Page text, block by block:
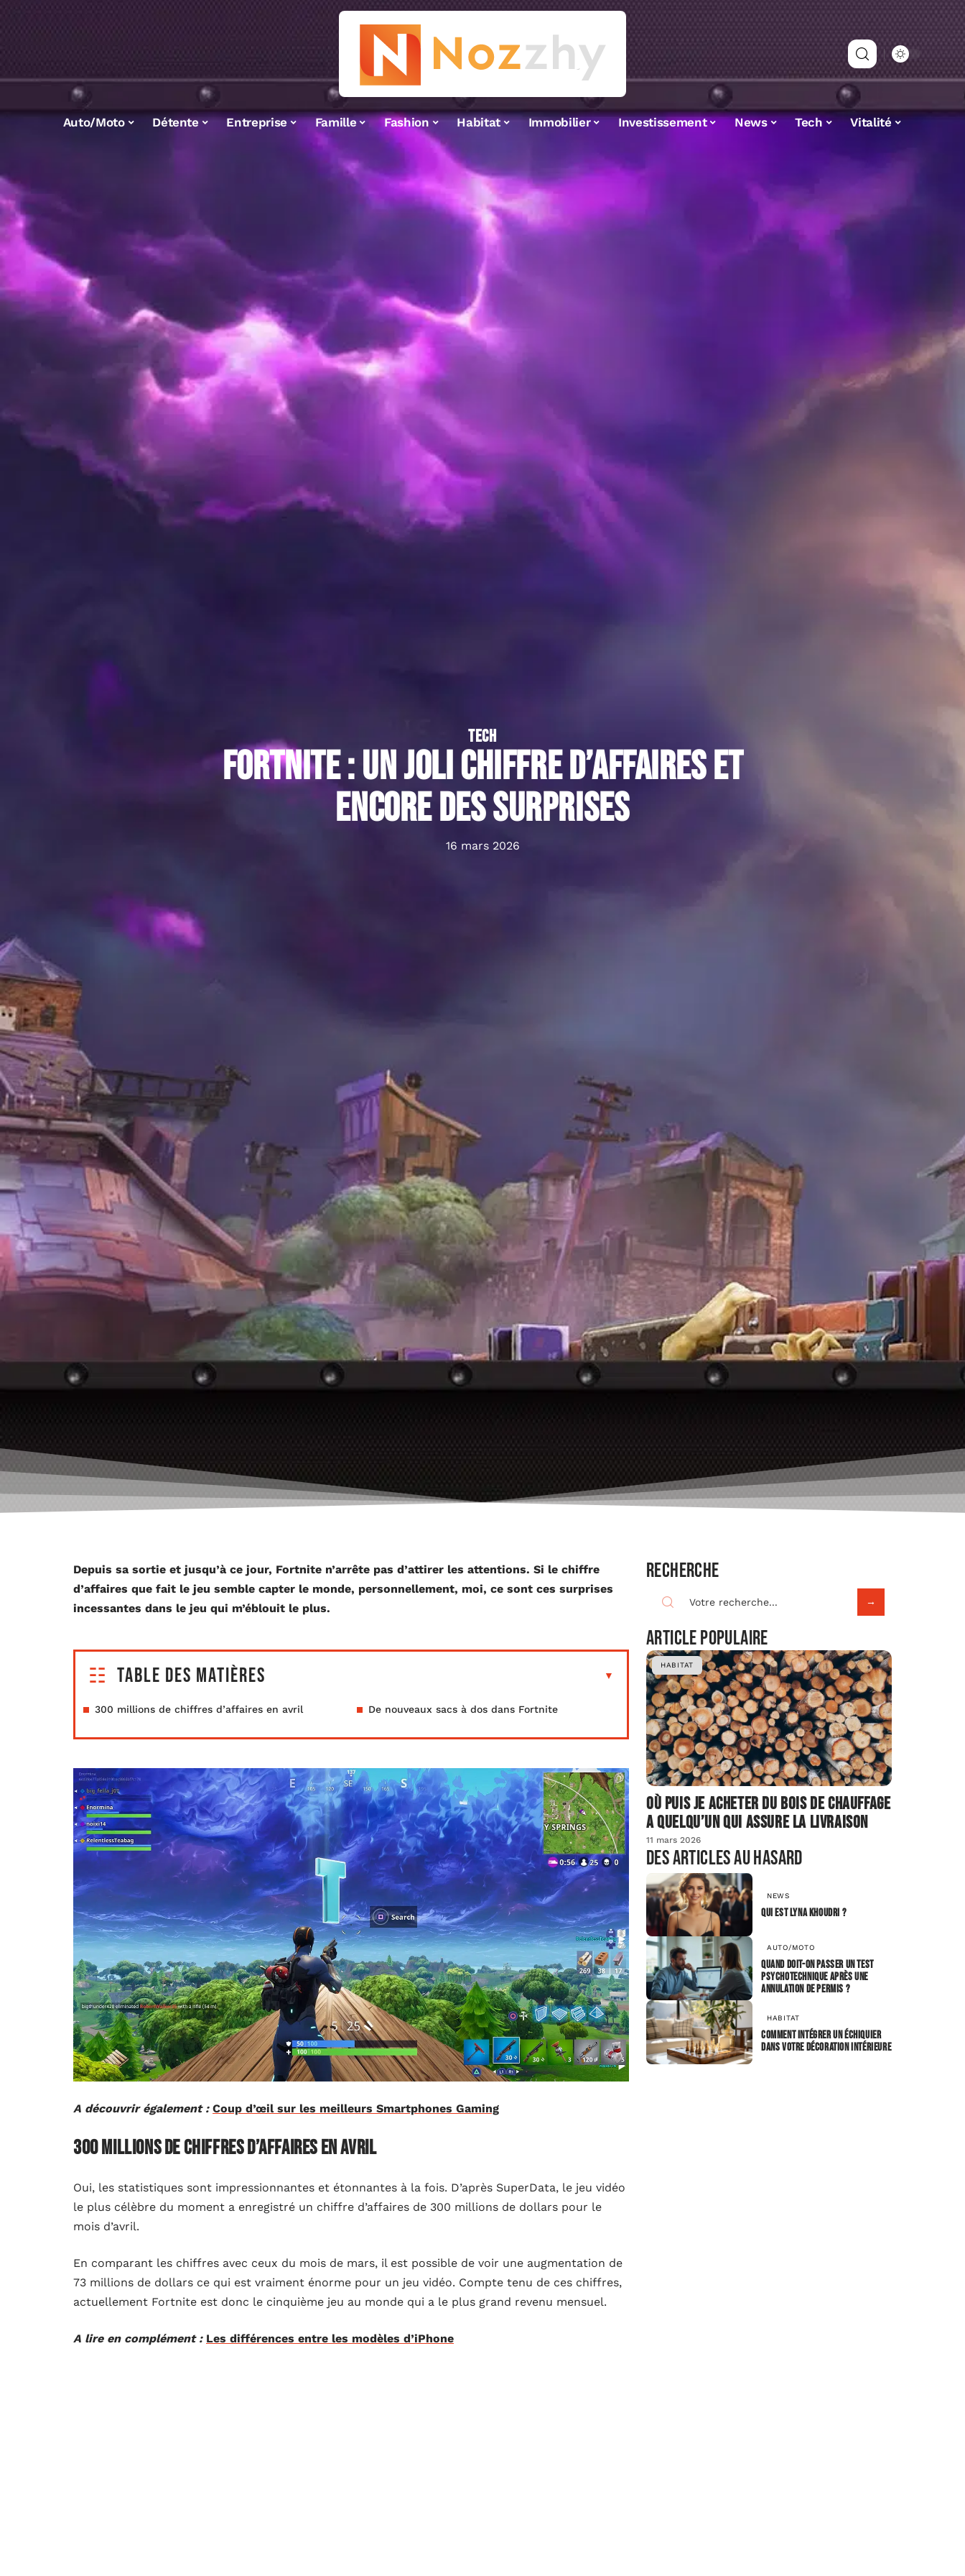
Auto/Moto Détente Entreprise Famille Fashion Habitat Immobilier Investissement News Tech Vitalité
TECH
Fortnite : un joli chiffre d’affaires et
encore des surprises
16 mars 2026
Depuis sa sortie et jusqu’à ce jour, Fortnite n’arrête pas d’attirer les attentions. Si le chiffre
d’affaires que fait le jeu semble capter le monde, personnellement, moi, ce sont ces surprises
incessantes dans le jeu qui m’éblouit le plus.
Table des matières
300 millions de chiffres d’affaires en avril De nouveaux sacs à dos dans Fortnite
A découvrir également : Coup d’œil sur les meilleurs Smartphones Gaming
300 millions de chiffres d’affaires en avril
Oui, les statistiques sont impressionnantes et étonnantes à la fois. D’après SuperData, le jeu vidéo
le plus célèbre du moment a enregistré un chiffre d’affaires de 300 millions de dollars pour le
mois d’avril.
En comparant les chiffres avec ceux du mois de mars, il est possible de voir une augmentation de
73 millions de dollars ce qui est vraiment énorme pour un jeu vidéo. Compte tenu de ces chiffres,
actuellement Fortnite est donc le cinquième jeu au monde qui a le plus grand revenu mensuel.
A lire en complément : Les différences entre les modèles d’iPhone
Recherche
Article populaire
HABITAT
Où puis je acheter du bois de chauffage
a quelqu’un qui assure la livraison
11 mars 2026
Des articles au hasard
NEWS
Qui est Lyna Khoudri ?
AUTO/MOTO
Quand doit-on passer un test
psychotechnique après une
annulation de permis ?
HABITAT
Comment intégrer un échiquier
dans votre décoration intérieure